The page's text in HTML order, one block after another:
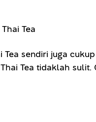
sendiri juga
Tea tidaklah